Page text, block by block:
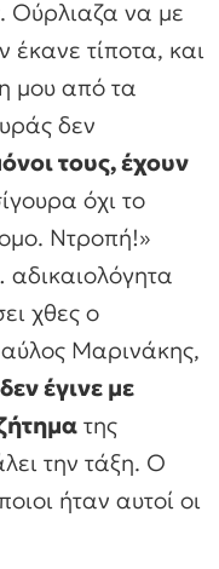
Ούρλιαζα να με
έκανε τίποτα, και
μου από τα
δεν
τους, έχουν
όχι το
Ντροπή!»
χθες ο
Μαρινάκης,
έγινε με
της
την τάξη. Ο
ήταν αυτοί οι